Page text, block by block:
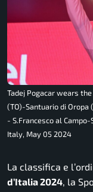
Tadej Pogacar wears
(TO)-Santuario di Oropa
- S.Francesco al
Italy, May 05 2024
La classifica e
d’Italia 2024, la